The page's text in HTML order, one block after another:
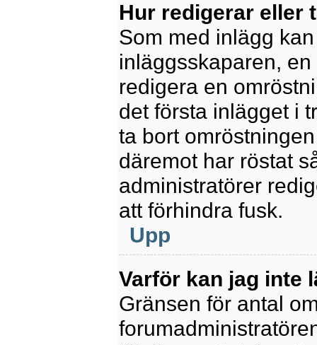
Hur redigerar eller
Som med inlägg
inläggsskaparen,
redigera en
det första inlägget i
ta bort
däremot har röstat
administratörer
att förhindra fusk.
Upp
Varför kan jag inte
Gränsen för antal